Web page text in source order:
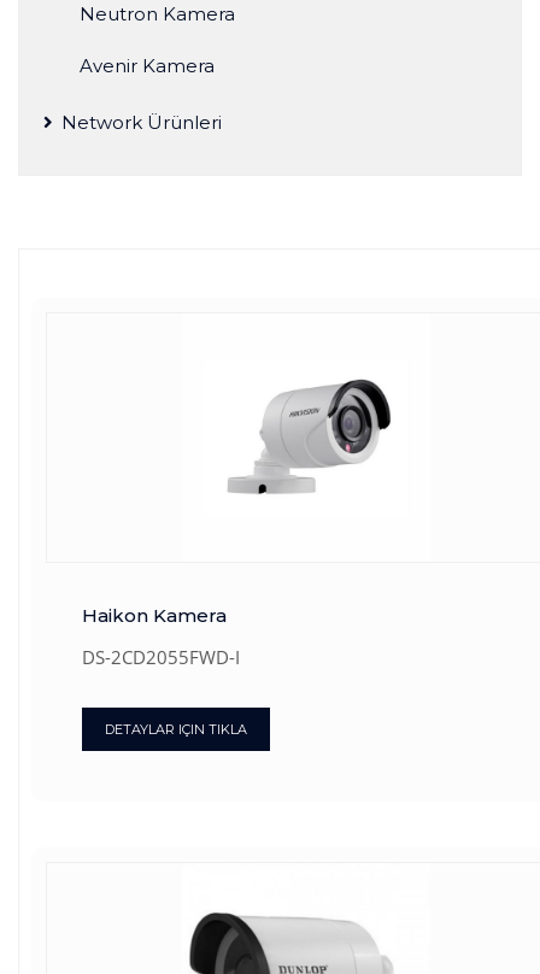
Neutron Kamera
Avenir Kamera
Network Ürünleri
Haikon Kamera
DS-2CD2055FWD-I
DETAYLAR IÇIN TIKLA